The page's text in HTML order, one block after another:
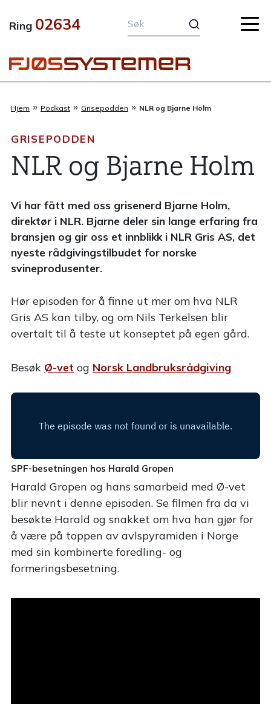
rett
innholdet
Ring 02634
Hjem » Podkast » Grisepodden » NLR og Bjarne Holm
GRISEPODDEN
NLR og Bjarne Holm
Vi har fått med oss grisenerd Bjarne Holm,
direktør i NLR. Bjarne deler sin lange erfaring fra
bransjen og gir oss et innblikk i NLR Gris AS, det
nyeste rådgivingstilbudet for norske
svineprodusenter.
Hør episoden for å finne ut mer om hva NLR
Gris AS kan tilby, og om Nils Terkelsen blir
overtalt til å teste ut konseptet på egen gård.
Besøk Ø-vet og Norsk Landbruksrådgiving
SPF-besetningen hos Harald Gropen
Harald Gropen og hans samarbeid med Ø-vet
blir nevnt i denne episoden. Se filmen fra da vi
besøkte Harald og snakket om hva han gjør for
å være på toppen av avlspyramiden i Norge
med sin kombinerte foredling- og
formeringsbesetning.